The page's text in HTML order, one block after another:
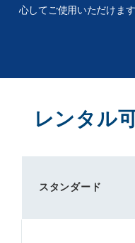
心してご使用いただけます
レンタル
スタンダード